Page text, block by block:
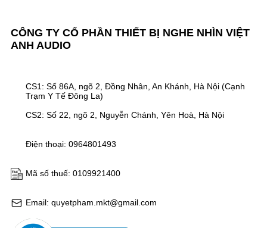
CÔNG TY CỔ PHẦN THIẾT BỊ NGHE NHÌN VIỆT
ANH AUDIO
Email: quyetpham.mkt@gmail.com
Mã số thuế: 0109921400
Điện thoại: 0964801493
CS1: Số 86A, ngõ 2, Đồng Nhân, An Khánh, Hà Nội (Cạnh
Trạm Y Tế Đông La)
CS2: Số 22, ngõ 2, Nguyễn Chánh, Yên Hoà, Hà Nội